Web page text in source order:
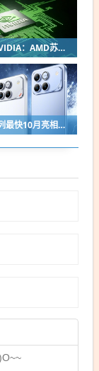
马斯克独宠NVIDIA：AMD苏姿丰淡定回应
荣耀WIN2系列最快10月亮相：2nm芯片+万级电池组合同档唯一